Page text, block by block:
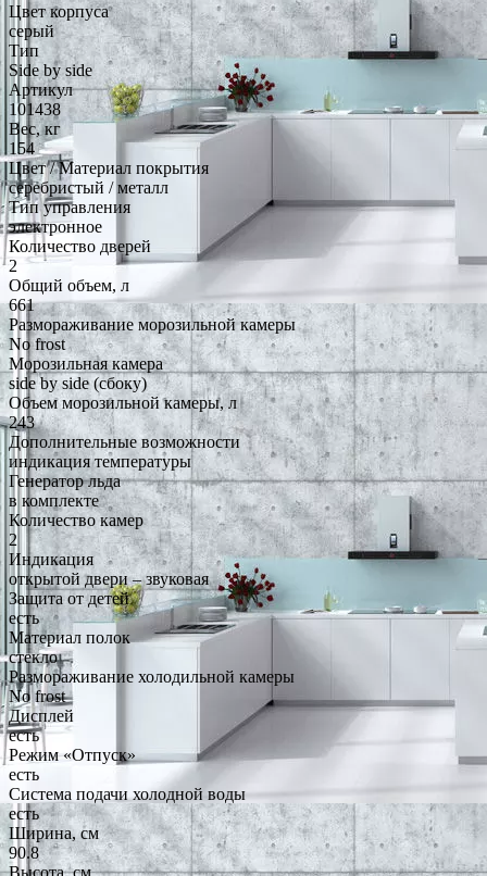
Цвет корпуса
серый
Тип
Side by side
Артикул
101438
Вес, кг
154
Цвет / Материал покрытия
серебристый / металл
Тип управления
электронное
Количество дверей
2
Общий объем, л
661
Размораживание морозильной камеры
No frost
Морозильная камера
side by side (сбоку)
Объем морозильной камеры, л
243
Дополнительные возможности
индикация температуры
Генератор льда
в комплекте
Количество камер
2
Индикация
открытой двери – звуковая
Защита от детей
есть
Материал полок
стекло
Размораживание холодильной камеры
No frost
Дисплей
есть
Режим «Отпуск»
есть
Система подачи холодной воды
есть
Ширина, см
90.8
Высота, см